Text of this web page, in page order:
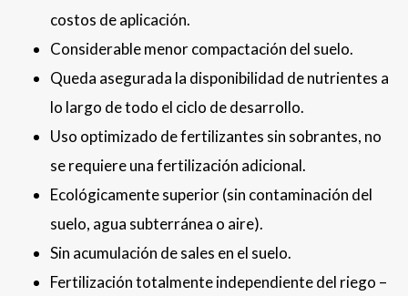
costos de aplicación.
Considerable menor compactación del suelo.
Queda asegurada la disponibilidad de nutrientes a
lo largo de todo el ciclo de desarrollo.
Uso optimizado de fertilizantes sin sobrantes, no
se requiere una fertilización adicional.
Ecológicamente superior (sin contaminación del
suelo, agua subterránea o aire).
Sin acumulación de sales en el suelo.
Fertilización totalmente independiente del riego –